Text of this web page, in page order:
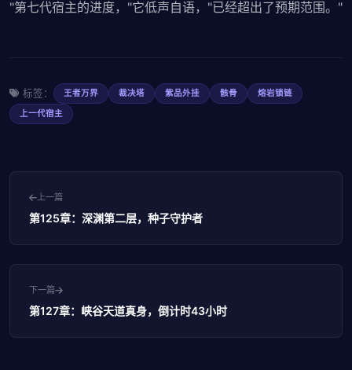
"第七代宿主的进度，"它低声自语，"已经超出了预期范围。"
标签： 王者万界 裁决塔 紫品外挂 骸骨
熔岩锁链
上一代宿主
上一篇
第125章：深渊第二层，种子守护者
下一篇
第127章：峡谷天道真身，倒计时43小时